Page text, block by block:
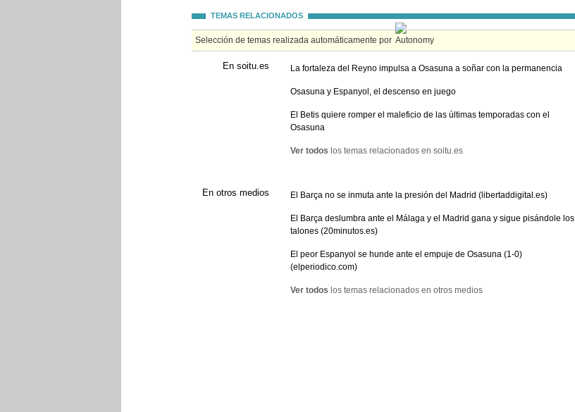
TEMAS RELACIONADOS
Selección de temas realizada automáticamente por
En soitu.es La fortaleza del Reyno impulsa a Osasuna a soñar con la permanencia
Osasuna y Espanyol, el descenso en juego
El Betis quiere romper el maleficio de las últimas temporadas con el
Osasuna
Ver todos los temas relacionados en soitu.es
En otros medios El Barça no se inmuta ante la presión del Madrid (libertaddigital.es)
El Barça deslumbra ante el Málaga y el Madrid gana y sigue pisándole los
talones (20minutos.es)
El peor Espanyol se hunde ante el empuje de Osasuna (1-0)
(elperiodico.com)
Ver todos los temas relacionados en otros medios